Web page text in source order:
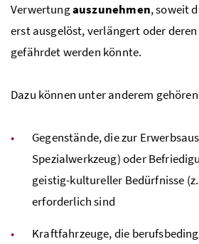
Verwertungauszunehmen, soweit
erst ausgelöst, verlängert oder
gefährdet werden könnte.
Dazu können unter anderem
Gegenstände, die zur
Spezialwerkzeug) oder
geistig-kultureller Bedürfnisse
erforderlich sind
Kraftfahrzeuge, die